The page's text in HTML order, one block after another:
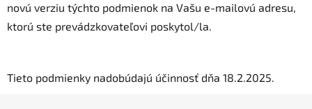
novú verziu týchto podmienok na Vašu e-mailovú adresu,
ktorú ste prevádzkovateľovi poskytol/la.
Tieto podmienky nadobúdajú účinnosť dňa 18.2.2025.